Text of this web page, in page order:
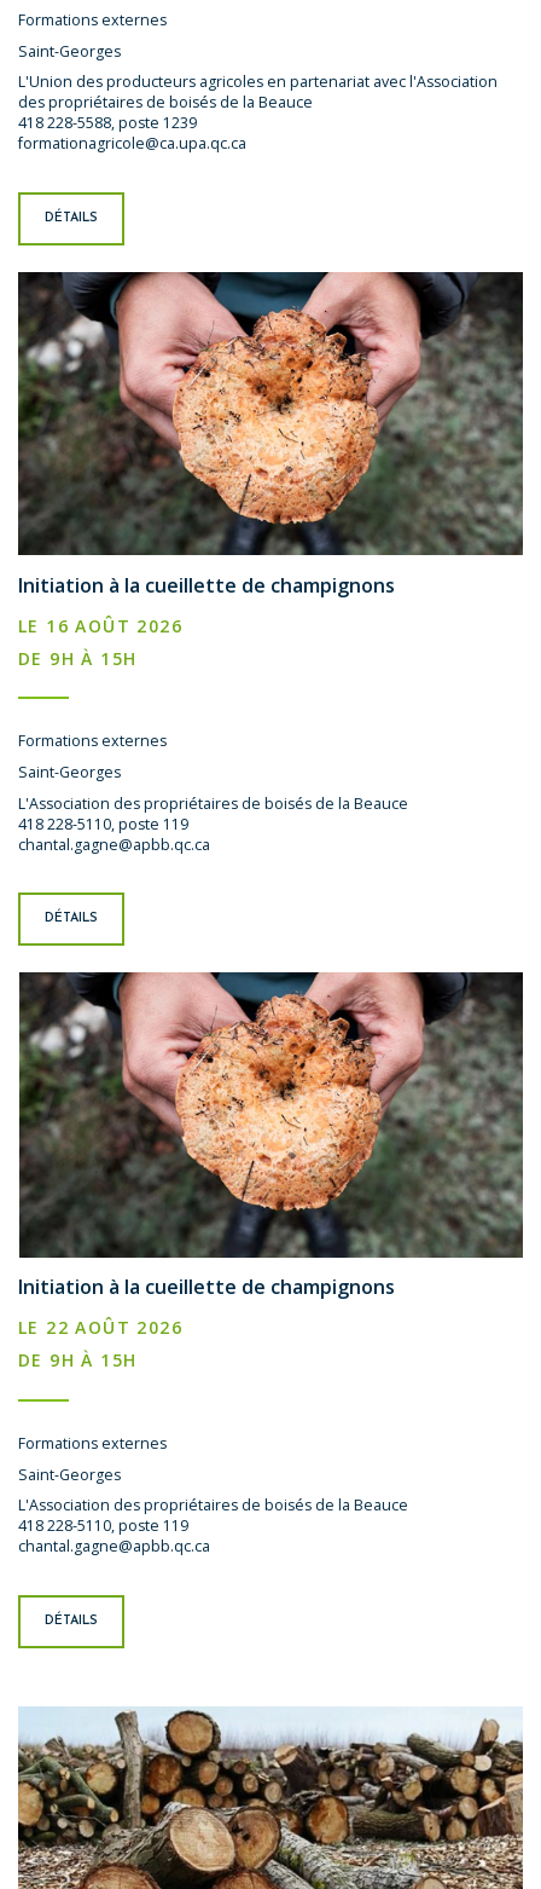
Formations externes
Saint-Georges
L'Union des producteurs agricoles en partenariat avec l'Association
des propriétaires de boisés de la Beauce
418 228-5588, poste 1239
formationagricole@ca.upa.qc.ca
DÉTAILS
Initiation à la cueillette de champignons
LE 16 AOÛT 2026
DE 9H À 15H
Formations externes
Saint-Georges
L'Association des propriétaires de boisés de la Beauce
418 228-5110, poste 119
chantal.gagne@apbb.qc.ca
DÉTAILS
Initiation à la cueillette de champignons
LE 22 AOÛT 2026
DE 9H À 15H
Formations externes
Saint-Georges
L'Association des propriétaires de boisés de la Beauce
418 228-5110, poste 119
chantal.gagne@apbb.qc.ca
DÉTAILS